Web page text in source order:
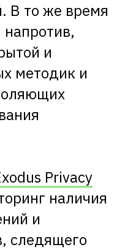
В то же время
и
методик и
Privacy
наличия
и
следящего